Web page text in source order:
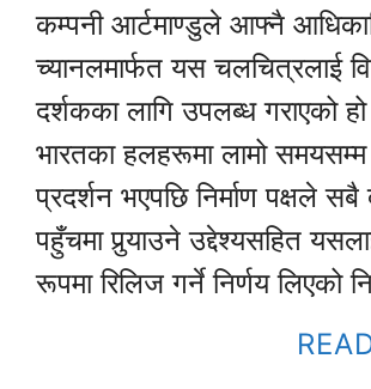
कम्पनी आर्टमाण्डुले आफ्नै
च्यानलमार्फत यस चलचित्रलाई
दर्शकका लागि उपलब्ध गराएको
भारतका हलहरूमा लामो
प्रदर्शन भएपछि निर्माण पक्षले
पहुँचमा पुर्‍याउने उद्देश्यसहित
रूपमा रिलिज गर्ने निर्णय लिएको